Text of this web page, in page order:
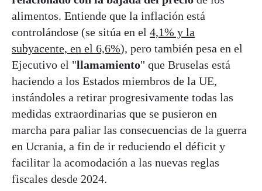
alimentos. Entiende que la inflación está
controlándose (se sitúa en el 4,1% y la
subyacente, en el 6,6%), pero también pesa en el
Ejecutivo el "llamamiento" que Bruselas está
haciendo a los Estados miembros de la UE,
instándoles a retirar progresivamente todas las
medidas extraordinarias que se pusieron en
marcha para paliar las consecuencias de la guerra
en Ucrania, a fin de ir reduciendo el déficit y
facilitar la acomodación a las nuevas reglas
fiscales desde 2024.